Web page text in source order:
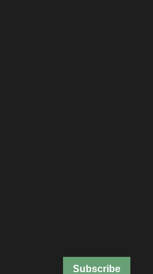
Subscribe